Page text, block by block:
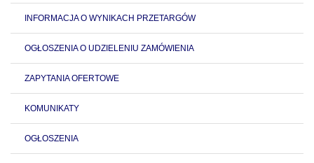
INFORMACJA O WYNIKACH PRZETARGÓW
OGŁOSZENIA O UDZIELENIU ZAMÓWIENIA
ZAPYTANIA OFERTOWE
KOMUNIKATY
OGŁOSZENIA